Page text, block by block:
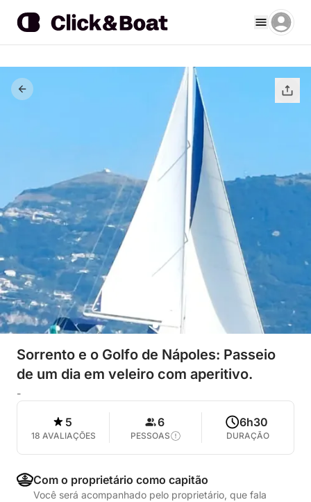
Sorrento e o Golfo de Nápoles: Passeio
de um dia em veleiro com aperitivo.
-
5
18 AVALIAÇÕES
6
PESSOAS
6h30
DURAÇÃO
Com o proprietário como capitão
Você será acompanhado pelo proprietário, que fala